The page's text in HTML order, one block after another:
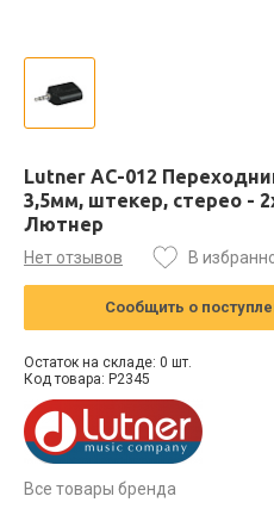
Lutner AC-012
3,5мм, штекер, стерео -
Лютнер
Нет отзывов В
Сообщить о
Остаток на складе: 0 шт.
Код товара: P2345
Все товары бренда